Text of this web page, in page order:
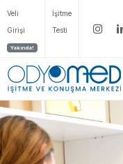
Veli
Girişi
Yakında!
İşitme
Testi